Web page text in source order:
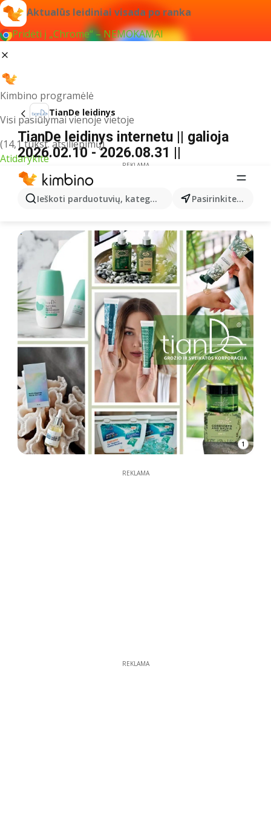
Aktualūs leidiniai visada po ranka
Pridėti į „Chrome“ – NEMOKAMAI
Kimbino programėlė
Visi pasiūlymai vienoje vietoje
(14,1 tūkst. atsiliepimų)
Atidarykite
Ieškoti parduotuvių, kategorijų, produktų... Pasirinkite miestą
TianDe leidinys
TianDe leidinys internetu || galioja
2026.02.10 - 2026.08.31 ||
REKLAMA
1
REKLAMA
REKLAMA